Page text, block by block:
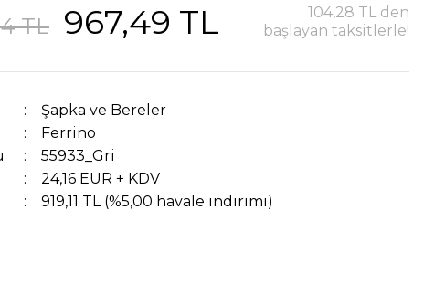
TL 967,49 TL
104,28 TL den
başlayan taksitlerle!
Şapka ve Bereler
Ferrino
55933_Gri
24,16 EUR + KDV
919,11 TL (%5,00 havale indirimi)